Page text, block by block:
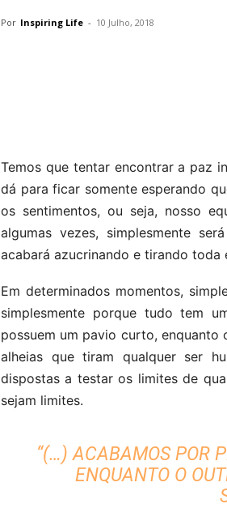
Por Inspiring Life - 10 Julho, 2018
Temos que tentar encontrar a paz
dá para ficar somente esperando
os sentimentos, ou seja, nosso
algumas vezes, simplesmente
acabará azucrinando e tirando toda
Em determinados momentos,
simplesmente porque tudo tem
possuem um pavio curto, enquanto
alheias que tiram qualquer ser
dispostas a testar os limites de
sejam limites.
“(…) ACABAMOS POR
ENQUANTO O